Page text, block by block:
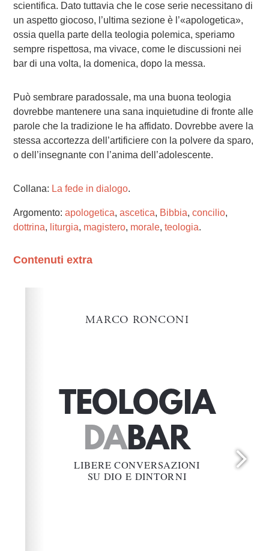
scientifica. Dato tuttavia che le cose serie necessitano di
un aspetto giocoso, l’ultima sezione è l’«apologetica»,
ossia quella parte della teologia polemica, speriamo
sempre rispettosa, ma vivace, come le discussioni nei
bar di una volta, la domenica, dopo la messa.
Può sembrare paradossale, ma una buona teologia
dovrebbe mantenere una sana inquietudine di fronte alle
parole che la tradizione le ha affidato. Dovrebbe avere la
stessa accortezza dell’artificiere con la polvere da sparo,
o dell’insegnante con l’anima dell’adolescente.
Collana: La fede in dialogo.
Argomento: apologetica, ascetica, Bibbia, concilio,
dottrina, liturgia, magistero, morale, teologia.
Contenuti extra